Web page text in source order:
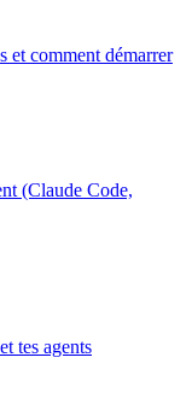
et comment démarrer
(Claude Code,
tes agents